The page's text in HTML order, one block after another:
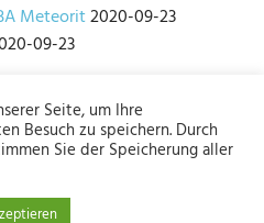
Meteorit2020-09-23
09-23
Seite, um Ihre
Besuch zu speichern. Durch
Sie der Speicherung aller